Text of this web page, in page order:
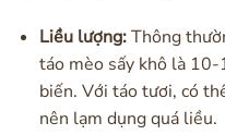
Liều lượng:Thông
táo mèo sấy khô là 10-
biến. Với táo tươi, có
nên lạm dụng quá liều.